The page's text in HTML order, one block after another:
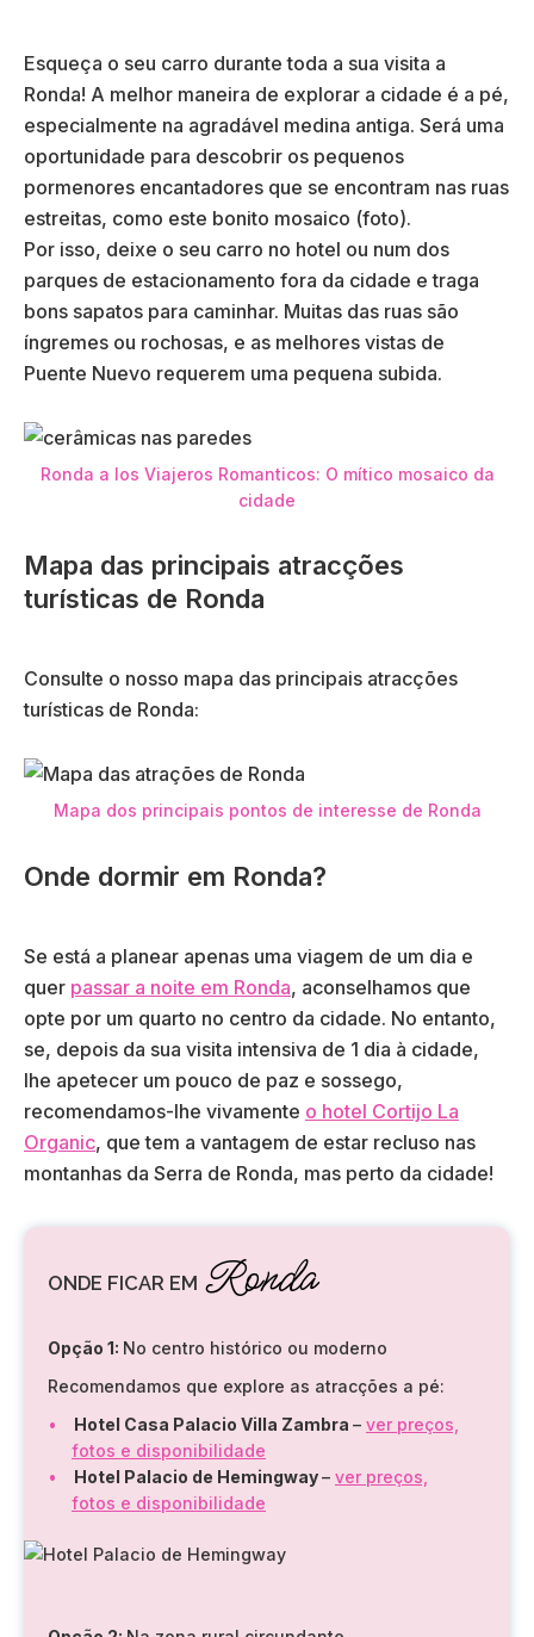
Esqueça o seu carro durante toda a sua visita a
Ronda! A melhor maneira de explorar a cidade é a pé,
especialmente na agradável medina antiga. Será uma
oportunidade para descobrir os pequenos
pormenores encantadores que se encontram nas ruas
estreitas, como este bonito mosaico (foto).
Por isso, deixe o seu carro no hotel ou num dos
parques de estacionamento fora da cidade e traga
bons sapatos para caminhar. Muitas das ruas são
íngremes ou rochosas, e as melhores vistas de
Puente Nuevo requerem uma pequena subida.
Ronda a los Viajeros Romanticos: O mítico mosaico da
cidade
Mapa das principais atracções
turísticas de Ronda
Consulte o nosso mapa das principais atracções
turísticas de Ronda:
Mapa dos principais pontos de interesse de Ronda
Onde dormir em Ronda?
Se está a planear apenas uma viagem de um dia e
quer passar a noite em Ronda, aconselhamos que
opte por um quarto no centro da cidade. No entanto,
se, depois da sua visita intensiva de 1 dia à cidade,
lhe apetecer um pouco de paz e sossego,
recomendamos-lhe vivamente o hotel Cortijo La
Organic, que tem a vantagem de estar recluso nas
montanhas da Serra de Ronda, mas perto da cidade!
ONDE FICAR EM Ronda
Opção 1: No centro histórico ou moderno
Recomendamos que explore as atracções a pé:
Hotel Casa Palacio Villa Zambra – ver preços,
fotos e disponibilidade
Hotel Palacio de Hemingway– ver preços,
fotos e disponibilidade